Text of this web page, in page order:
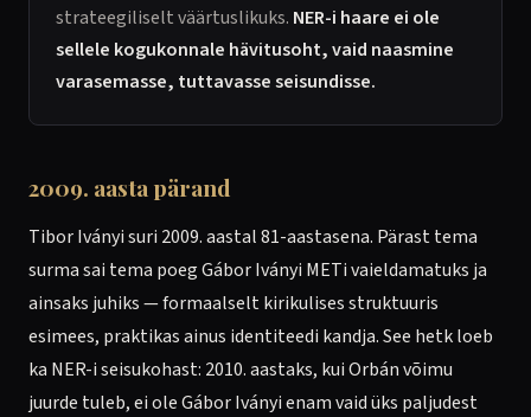
strateegiliselt väärtuslikuks. NER-i haare ei ole
sellele kogukonnale hävitusoht, vaid naasmine
varasemasse, tuttavasse seisundisse.
2009. aasta pärand
Tibor Iványi suri 2009. aastal 81-aastasena. Pärast tema
surma sai tema poeg Gábor Iványi METi vaieldamatuks ja
ainsaks juhiks — formaalselt kirikulises struktuuris
esimees, praktikas ainus identiteedi kandja. See hetk loeb
ka NER-i seisukohast: 2010. aastaks, kui Orbán võimu
juurde tuleb, ei ole Gábor Iványi enam vaid üks paljudest